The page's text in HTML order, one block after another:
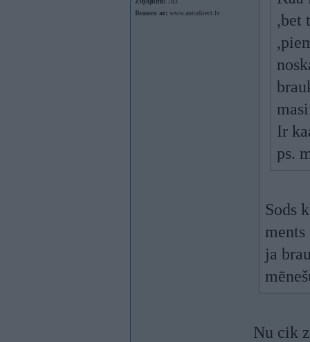
Braucu ar: www.autodirect.lv
,bet
Ir
ps.
Sods
ja
Nu cik